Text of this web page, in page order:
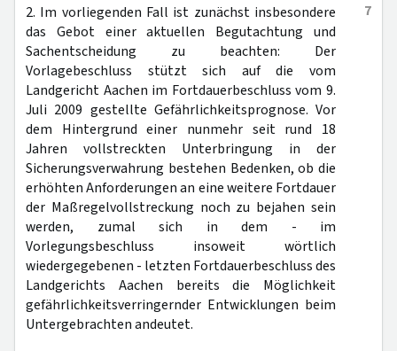
7
2. Im vorliegenden Fall ist zunächst insbesondere
das Gebot einer aktuellen Begutachtung und
Sachentscheidung zu beachten: Der
Vorlagebeschluss stützt sich auf die vom
Landgericht Aachen im Fortdauerbeschluss vom 9.
Juli 2009 gestellte Gefährlichkeitsprognose. Vor
dem Hintergrund einer nunmehr seit rund 18
Jahren vollstreckten Unterbringung in der
Sicherungsverwahrung bestehen Bedenken, ob die
erhöhten Anforderungen an eine weitere Fortdauer
der Maßregelvollstreckung noch zu bejahen sein
werden, zumal sich in dem - im
Vorlegungsbeschluss insoweit wörtlich
wiedergegebenen - letzten Fortdauerbeschluss des
Landgerichts Aachen bereits die Möglichkeit
gefährlichkeitsverringernder Entwicklungen beim
Untergebrachten andeutet.